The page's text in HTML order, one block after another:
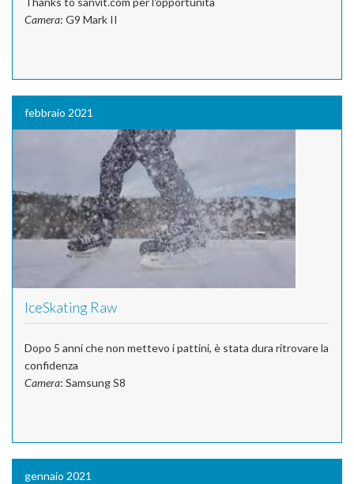
Camera: G9 Mark II
febbraio 2021
IceSkating Raw
Dopo 5 anni che non mettevo i pattini, è stata dura ritrovare la
confidenza
Camera: Samsung S8
gennaio 2021